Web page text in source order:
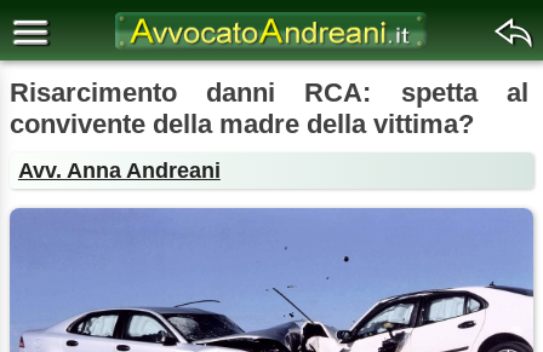
Risarcimento danni RCA: spetta al
convivente della madre della vittima?
Avv. Anna Andreani